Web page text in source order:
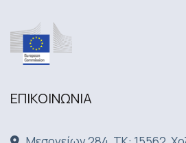
ΕΠΙΚΟΙΝΩΝΙA